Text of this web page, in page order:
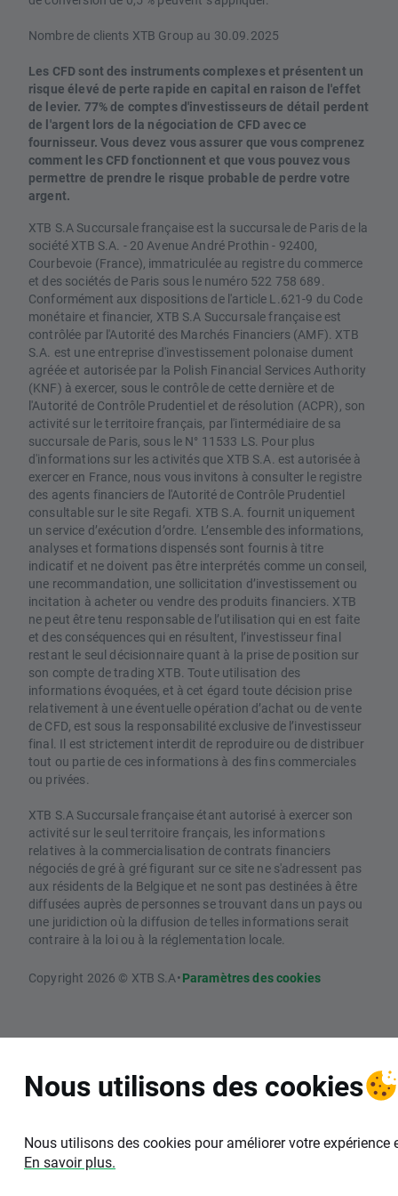
Nombre de clients XTB Group au 30.09.2025
Les CFD sont des instruments complexes et présentent un
risque élevé de perte rapide en capital en raison de l'effet
de levier. 77% de comptes d'investisseurs de détail perdent
de l'argent lors de la négociation de CFD avec ce
fournisseur. Vous devez vous assurer que vous comprenez
comment les CFD fonctionnent et que vous pouvez vous
permettre de prendre le risque probable de perdre votre
argent.
XTB S.A Succursale française est la succursale de Paris de la
société XTB S.A. - 20 Avenue André Prothin - 92400,
Courbevoie (France), immatriculée au registre du commerce
et des sociétés de Paris sous le numéro 522 758 689.
Conformément aux dispositions de l'article L.621-9 du Code
monétaire et financier, XTB S.A Succursale française est
contrôlée par l'Autorité des Marchés Financiers (AMF). XTB
S.A. est une entreprise d'investissement polonaise dument
agréée et autorisée par la Polish Financial Services Authority
(KNF) à exercer, sous le contrôle de cette dernière et de
l'Autorité de Contrôle Prudentiel et de résolution (ACPR), son
activité sur le territoire français, par l'intermédiaire de sa
succursale de Paris, sous le N° 11533 LS. Pour plus
d'informations sur les activités que XTB S.A. est autorisée à
exercer en France, nous vous invitons à consulter le registre
des agents financiers de l'Autorité de Contrôle Prudentiel
consultable sur le site Regafi. XTB S.A. fournit uniquement
un service d’exécution d’ordre. L’ensemble des informations,
analyses et formations dispensés sont fournis à titre
indicatif et ne doivent pas être interprétés comme un conseil,
une recommandation, une sollicitation d’investissement ou
incitation à acheter ou vendre des produits financiers. XTB
ne peut être tenu responsable de l’utilisation qui en est faite
et des conséquences qui en résultent, l’investisseur final
restant le seul décisionnaire quant à la prise de position sur
son compte de trading XTB. Toute utilisation des
informations évoquées, et à cet égard toute décision prise
relativement à une éventuelle opération d’achat ou de vente
de CFD, est sous la responsabilité exclusive de l’investisseur
final. Il est strictement interdit de reproduire ou de distribuer
tout ou partie de ces informations à des fins commerciales
ou privées.
XTB S.A Succursale française étant autorisé à exercer son
activité sur le seul territoire français, les informations
relatives à la commercialisation de contrats financiers
négociés de gré à gré figurant sur ce site ne s'adressent pas
aux résidents de la Belgique et ne sont pas destinées à être
diffusées auprès de personnes se trouvant dans un pays ou
une juridiction où la diffusion de telles informations serait
contraire à la loi ou à la réglementation locale.
Copyright 2026 © XTB S.A•Paramètres des cookies
Nous utilisons des cookies
Nous utilisons des cookies pour améliorer votre
En savoir plus.